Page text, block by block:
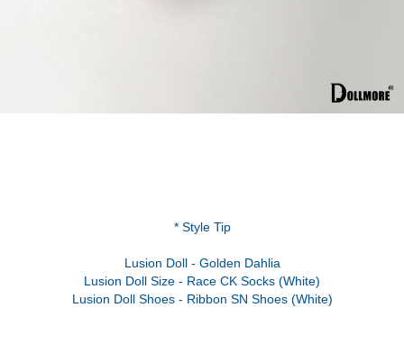
* Style Tip
Lusion Doll - Golden Dahlia
Lusion Doll Size - Race CK Socks (White)